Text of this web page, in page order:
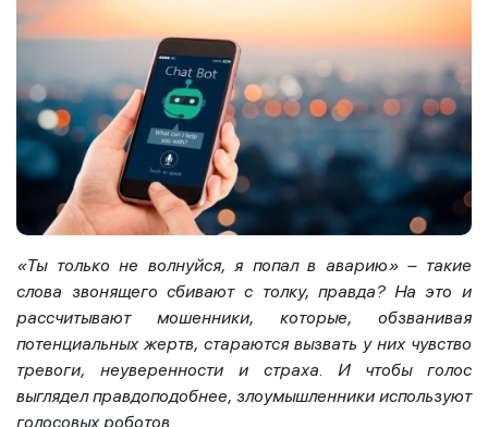
«Ты только не волнуйся, я попал в аварию» – такие
слова звонящего сбивают с толку, правда? На это и
рассчитывают мошенники, которые, обзванивая
потенциальных жертв, стараются вызвать у них чувство
тревоги, неуверенности и страха. И чтобы голос
выглядел правдоподобнее, злоумышленники используют
голосовых роботов.